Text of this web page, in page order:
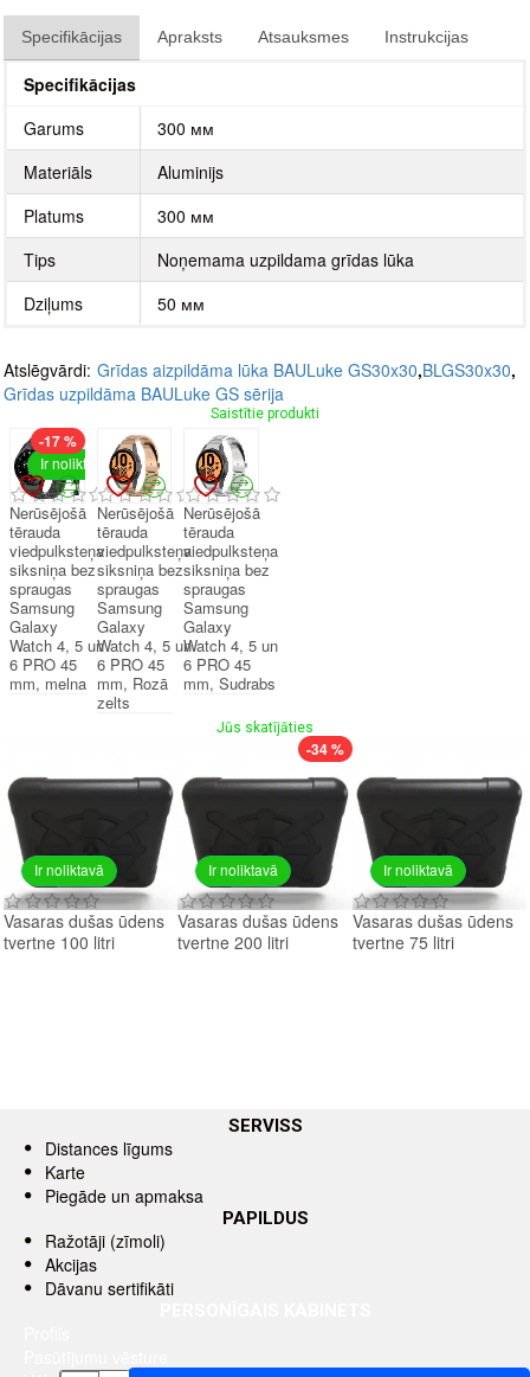
Specifikācijas Apraksts Atsauksmes Instrukcijas
Specifikācijas
Garums
300 мм
Materiāls
Aluminijs
Platums
300 мм
Tips
Noņemama uzpildama grīdas lūka
Dziļums
50 мм
Atslēgvārdi: Grīdas aizpildāma lūka BAULuke GS30x30,BLGS30x30,
Grīdas uzpildāma BAULuke GS sērija
Saistītie produkti
Ir noliktavā
-17 %
Nerūsējošā
tērauda
viedpulksteņa
siksniņa bez
spraugas
Samsung
Galaxy
Watch 4, 5 un
6 PRO 45
mm, melna
Nerūsējošā
tērauda
viedpulksteņa
siksniņa bez
spraugas
Samsung
Galaxy
Watch 4, 5 un
6 PRO 45
mm, Rozā
zelts
Nerūsējošā
tērauda
viedpulksteņa
siksniņa bez
spraugas
Samsung
Galaxy
Watch 4, 5 un
6 PRO 45
mm, Sudrabs
Jūs skatījāties
Ir noliktavā
Vasaras dušas ūdens
tvertne 100 litri
Ir noliktavā
-34 %
Vasaras dušas ūdens
tvertne 200 litri
Ir noliktavā
Vasaras dušas ūdens
tvertne 75 litri
SERVISS
Distances līgums
Karte
Piegāde un apmaksa
PAPILDUS
Ražotāji (zīmoli)
Akcijas
Dāvanu sertifikāti